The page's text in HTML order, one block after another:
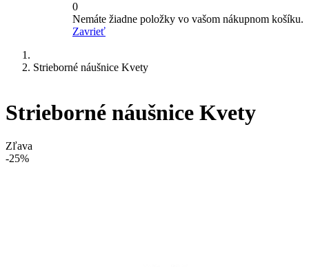
0
Nemáte žiadne položky vo vašom nákupnom košíku.
Zavrieť
Strieborné náušnice Kvety
Strieborné náušnice Kvety
Zľava
-25%